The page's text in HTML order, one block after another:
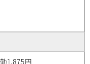
1,875円